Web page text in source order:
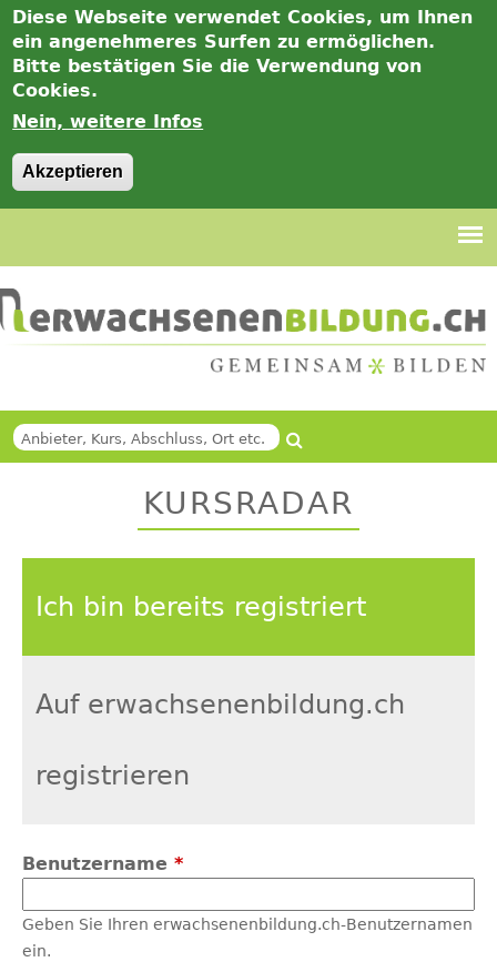
Diese Webseite verwendet Cookies, um Ihnen
ein angenehmeres Surfen zu ermöglichen.
Bitte bestätigen Sie die Verwendung von
Cookies.
Nein, weitere Infos
Akzeptieren
Suche
Back
KURSRADAR
Ich bin bereits registriert
Auf erwachsenenbildung.ch
registrieren
Benutzername *
Geben Sie Ihren erwachsenenbildung.ch-Benutzernamen
ein.